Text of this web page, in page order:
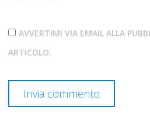
AVVERTIMI VIA EMAIL ALLA
ARTICOLO.